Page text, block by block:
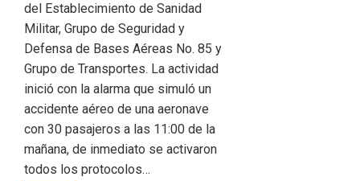
del Establecimiento de Sanidad
Militar, Grupo de Seguridad y
Defensa de Bases Aéreas No. 85 y
Grupo de Transportes. La actividad
inició con la alarma que simuló un
accidente aéreo de una aeronave
con 30 pasajeros a las 11:00 de la
mañana, de inmediato se activaron
todos los protocolos…